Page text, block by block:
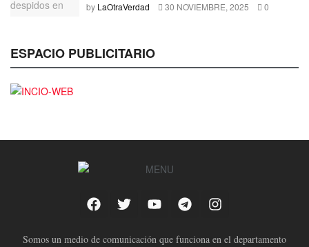
by LaOtraVerdad 30 NOVIEMBRE, 2025 0
ESPACIO PUBLICITARIO
Somos un medio de comunicación que funciona en el departamento